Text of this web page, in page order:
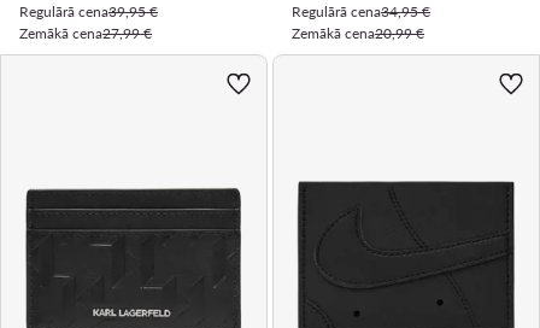
Regulārā cena39,95 €
Zemākā cena27,99 €
Regulārā cena34,95 €
Zemākā cena20,99 €